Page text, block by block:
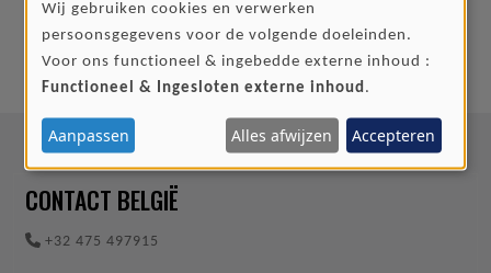
CONTACT BELGIË
+32 475 497915
GEBRUIK
VAN
PERSOONSGEGEVENS
EN
COOKIES
Wij gebruiken cookies en verwerken
persoonsgegevens voor de volgende doeleinden.
Voor ons functioneel & ingebedde externe inhoud :
Functioneel & Ingesloten externe inhoud.
Aanpassen Alles afwijzen Accepteren